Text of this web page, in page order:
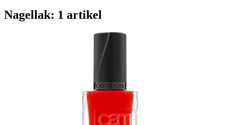
Nagellak: 1 artikel